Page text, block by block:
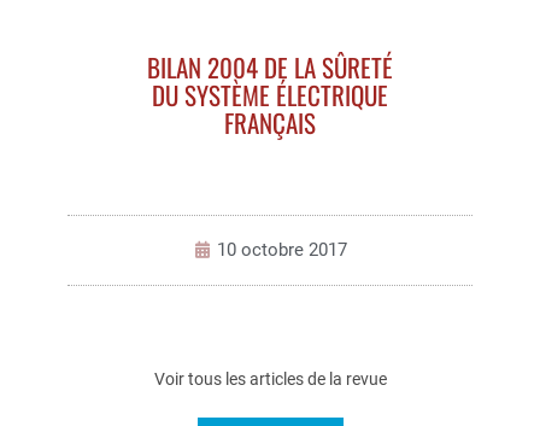
BILAN 2004 DE LA SÛRETÉ
DU SYSTÈME ÉLECTRIQUE
FRANÇAIS
10 octobre 2017
Voir tous les articles de la revue